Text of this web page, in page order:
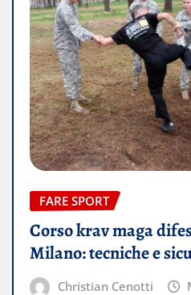
FARE SPORT
Corso krav maga
Milano: tecniche e
Christian Cenotti